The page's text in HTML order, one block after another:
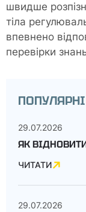
швидше
тіла
впевнено
перевірки
ПОПУЛЯРНІ
29.07.2026
ЯК
ЧИТАТИ
29.07.2026